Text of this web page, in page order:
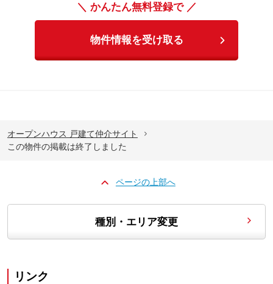
＼ かんたん無料登録で ／
物件情報を受け取る
オープンハウス 戸建て仲介サイト
この物件の掲載は終了しました
ページの上部へ
種別・エリア変更
リンク